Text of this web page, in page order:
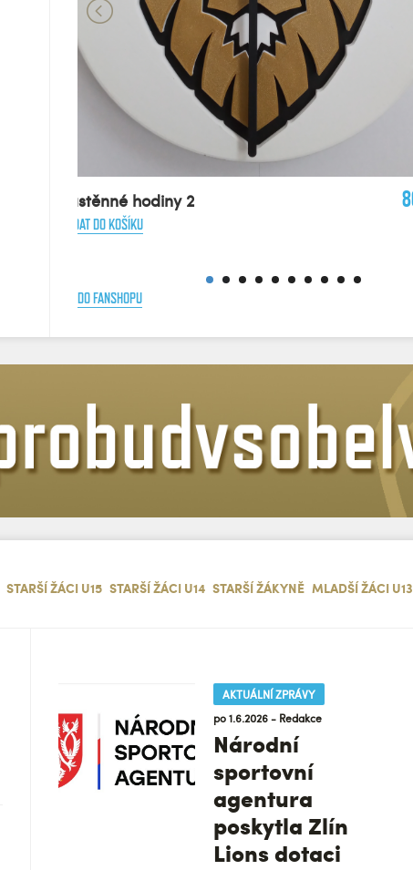
Nástěnné hodiny
PŘIDAT DO KOŠÍKU
DO FANSHOPU
STARŠÍ ŽÁCI U15 STARŠÍ ŽÁCI U14 STARŠÍ ŽÁKYNĚ MLADŠÍ ŽÁCI U13
AKTUÁLNÍ ZPRÁVY
po 1.6.2026 - Redakce
Národní
sportovní
agentura
poskytla Zlín
Lions dotaci